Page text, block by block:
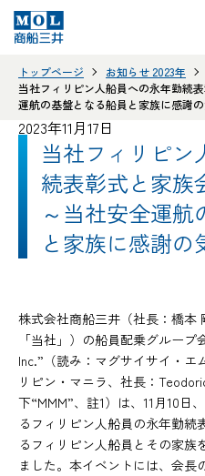
トップページ
お知らせ 2023年
当社フィリピン人船員への永年勤続
運航の基盤となる船員と家族に感謝
2023年11月17日
当社フィリピン
続表彰式と家族
～当社安全運航
と家族に感謝の
株式会社商船三井（社長：橋本
「当社」）の船員配乗グルー
Inc.”（読み：マグサイサイ・エ
リピン・マニラ、社長：
下“MMM”、註1）は、11月10日
るフィリピン人船員の永年勤続
るフィリピン人船員とその家族
ました。本イベントには、会